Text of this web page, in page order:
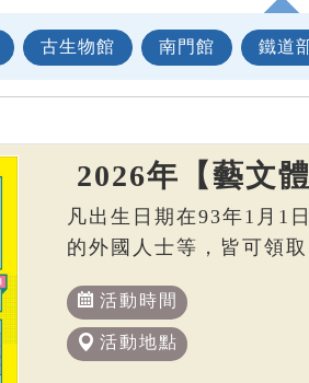
古生物館 南門館 鐵道
2026年【藝文
凡出生日期在93年1月1
的外國人士等，皆可領
活動時間
活動地點